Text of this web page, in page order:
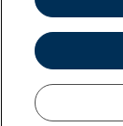
Privacy
Accessibilità
Cookies
Impostazione